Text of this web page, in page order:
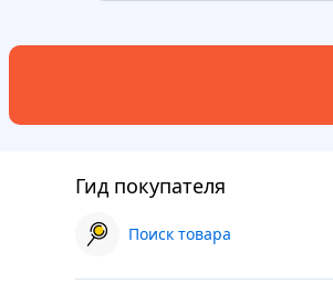
Гид покупателя
Поиск товара